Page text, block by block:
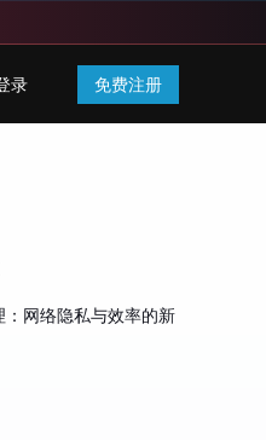
录 免费注册
：网络隐私与效率的新